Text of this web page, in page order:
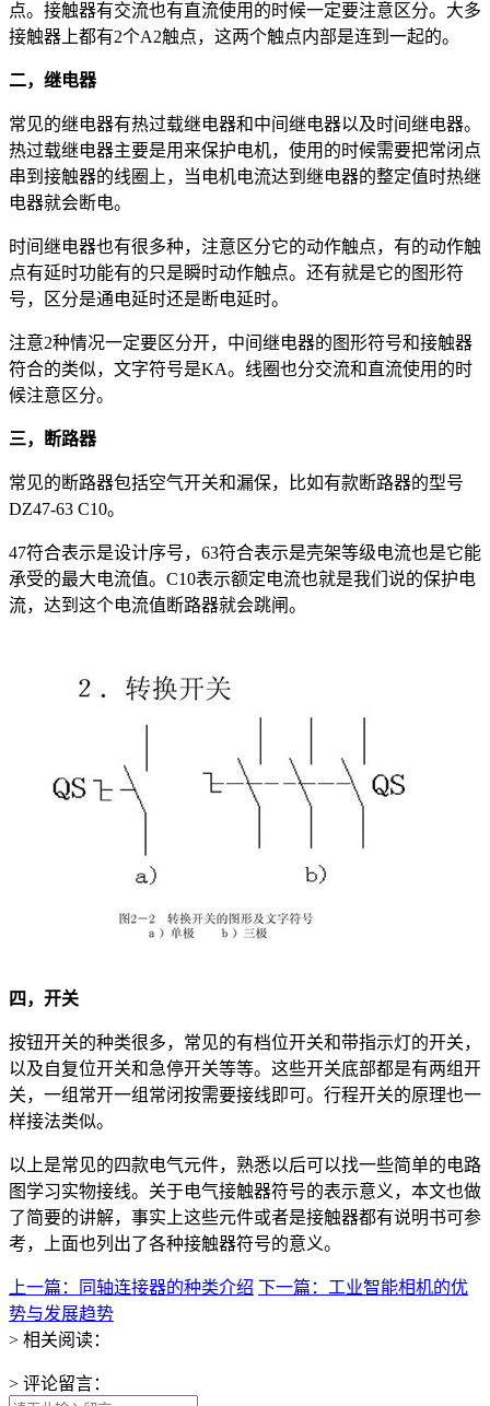
点。接触器有交流也有直流使用的时候一定要注意区分。大多
接触器上都有2个A2触点，这两个触点内部是连到一起的。
二，继电器
常见的继电器有热过载继电器和中间继电器以及时间继电器。
热过载继电器主要是用来保护电机，使用的时候需要把常闭点
串到接触器的线圈上，当电机电流达到继电器的整定值时热继
电器就会断电。
时间继电器也有很多种，注意区分它的动作触点，有的动作触
点有延时功能有的只是瞬时动作触点。还有就是它的图形符
号，区分是通电延时还是断电延时。
注意2种情况一定要区分开，中间继电器的图形符号和接触器
符合的类似，文字符号是KA。线圈也分交流和直流使用的时
候注意区分。
三，断路器
常见的断路器包括空气开关和漏保，比如有款断路器的型号
DZ47-63 C10。
47符合表示是设计序号，63符合表示是壳架等级电流也是它能
承受的最大电流值。C10表示额定电流也就是我们说的保护电
流，达到这个电流值断路器就会跳闸。
四，开关
按钮开关的种类很多，常见的有档位开关和带指示灯的开关，
以及自复位开关和急停开关等等。这些开关底部都是有两组开
关，一组常开一组常闭按需要接线即可。行程开关的原理也一
样接法类似。
以上是常见的四款电气元件，熟悉以后可以找一些简单的电路
图学习实物接线。关于电气接触器符号的表示意义，本文也做
了简要的讲解，事实上这些元件或者是接触器都有说明书可参
考，上面也列出了各种接触器符号的意义。
上一篇：同轴连接器的种类介绍 下一篇：工业智能相机的优
势与发展趋势
> 相关阅读：
> 评论留言：